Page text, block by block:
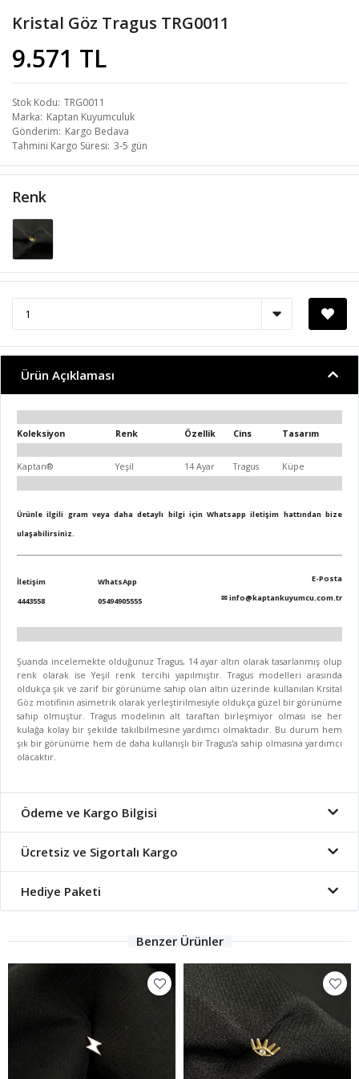
Kristal Göz Tragus TRG0011
9.571 TL
Stok Kodu TRG0011
Marka Kaptan Kuyumculuk
Gönderim Kargo Bedava
Tahmini Kargo Süresi 3-5 gün
Renk
Ürün Açıklaması
Koleksiyon Renk Özellik Cins Tasarım
Kaptan® Yeşil 14 Ayar Tragus Küpe
Ürünle ilgili gram veya daha detaylı bilgi için Whatsapp iletişim hattından bize
ulaşabilirsiniz.
İletişim
4443558
WhatsApp
05494905555
E-Posta
✉info@kaptankuyumcu.com.tr
Şuanda incelemekte olduğunuz Tragus, 14 ayar altın olarak tasarlanmış olup
renk olarak ise Yeşil renk tercihi yapılmıştır. Tragus modelleri arasında
oldukça şık ve zarif bir görünüme sahip olan altın üzerinde kullanılan Krsital
Göz motifinin asimetrik olarak yerleştirilmesiyle oldukça güzel bir görünüme
sahip olmuştur. Tragus modelinin alt taraftan birleşmiyor olması ise her
kulağa kolay bir şekilde takılbilmesine yardımcı olmaktadır. Bu durum hem
şık bir görünüme hem de daha kullanışlı bir Tragus'a sahip olmasına yardımcı
olacaktır.
Ödeme ve Kargo Bilgisi
Ücretsiz ve Sigortalı Kargo
Hediye Paketi
Benzer Ürünler